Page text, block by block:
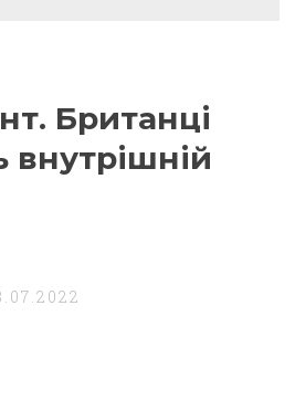
Британці